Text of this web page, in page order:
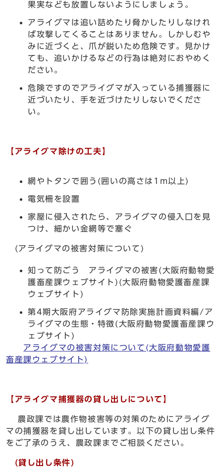
果実なども放置しないようにしましょう。
アライグマは追い詰めたり脅かしたりしなけれ
ば攻撃してくることはありません。しかしむや
みに近づくと、爪が鋭いため危険です。見かけ
ても、追いかけるなどの行為は絶対におやめく
ださい。
危険ですのでアライグマが入っている捕獲器に
近づいたり、手を近づけたりしないでくださ
い。
【アライグマ除けの工夫】
網やトタンで囲う(囲いの高さは1m以上)
電気柵を設置
家屋に侵入されたら、アライグマの侵入口を見
つけ、細かい金網等で塞ぐ
(アライグマの被害対策について)
知って防ごう アライグマの被害(大阪府動物愛
護畜産課ウェブサイト)(大阪府動物愛護畜産課
ウェブサイト)
第4期大阪府アライグマ防除実施計画資料編/ア
ライグマの生態・特徴(大阪府動物愛護畜産課ウ
ェブサイト)
アライグマの被害対策について(大阪府動物愛護
畜産課ウェブサイト)
【アライグマ捕獲器の貸し出しについて】
農政課では農作物被害等の対策のためにアライグ
マの捕獲器を貸し出しています。以下の貸し出し条件
をご了承のうえ、農政課までご相談ください。
(貸し出し条件)